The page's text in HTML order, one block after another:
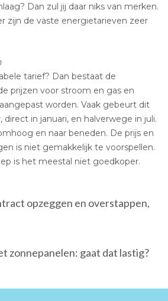
Dan zul jij daar niks van merken.
zijn de vaste energietarieven zeer
tarief? Dan bestaat de
prijzen voor stroom en gas en
worden. Vaak gebeurt dit
direct in januari, en halverwege in juli.
en naar beneden. De prijs en
is niet gemakkelijk te voorspellen.
is het meestal niet goedkoper.
opzeggen en overstappen,
zonnepanelen: gaat dat lastig?